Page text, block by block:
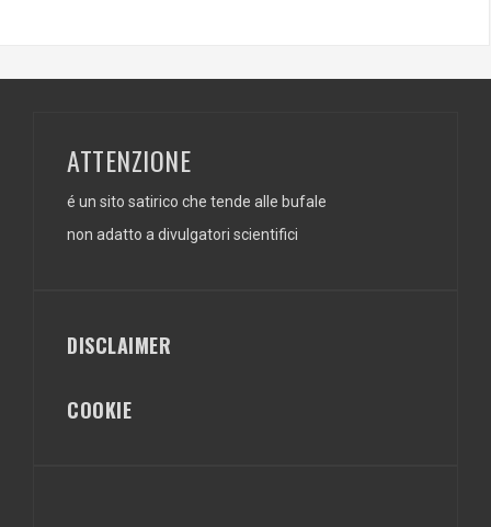
ATTENZIONE
é un sito satirico che tende alle bufale
non adatto a divulgatori scientifici
DISCLAIMER
COOKIE